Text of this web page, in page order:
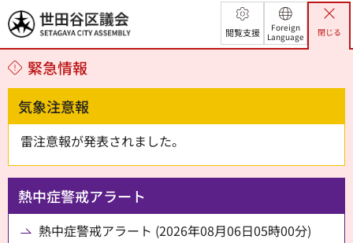
世田谷区議会
閲覧支援
Foreign
Language
閉じる
緊急情報
気象注意報
雷注意報が発表されました。
熱中症警戒アラート
熱中症警戒アラート (2026年08月06日05時00分)